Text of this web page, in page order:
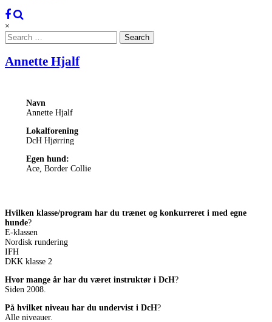
×
Search
for:
Annette Hjalf
Navn
Annette Hjalf
Lokalforening
DcH Hjørring
Egen hund:
Ace, Border Collie
Hvilken klasse/program har du trænet og konkurreret i med egne
hunde?
E-klassen
Nordisk rundering
IFH
DKK klasse 2
Hvor mange år har du været instruktør i DcH?
Siden 2008.
På hvilket niveau har du undervist i DcH?
Alle niveauer.